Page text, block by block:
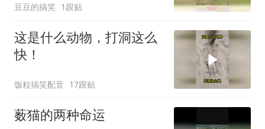
豆豆的搞笑 1跟贴
这是什么动物，打洞这么
快！
饭粒搞笑配音 17跟贴
薮猫的两种命运